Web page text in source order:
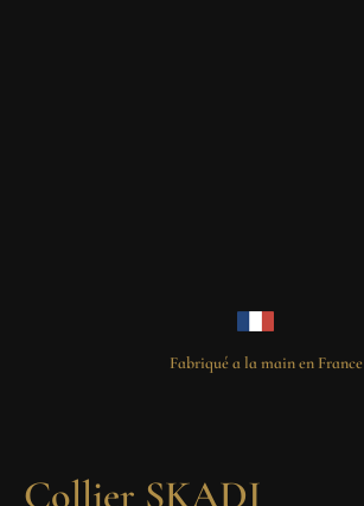
Fabriqué a la main en France
Collier SKADI